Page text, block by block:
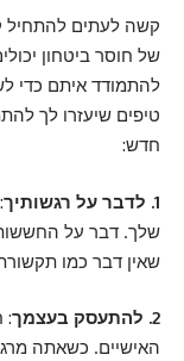
קשה לעתים להתחיל
של חוסר ביטחון
להתמודד איתם כדי
טיפים שיעזרו לך
חדש:
1. לדבר על רגשותיך
שלך. דבר על החששות
שאין דבר כמו
2. להתעסק בעצמך
:
האישיים. כשאתה